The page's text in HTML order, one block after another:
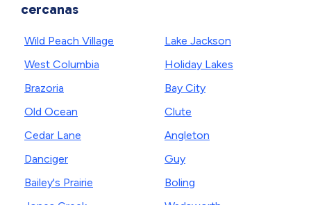
cercanas
Wild Peach Village
West Columbia
Brazoria
Old Ocean
Cedar Lane
Danciger
Bailey's Prairie
Lake Jackson
Holiday Lakes
Bay City
Clute
Angleton
Guy
Boling